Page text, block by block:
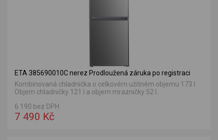
ETA 385690010C nerez Prodloužená záruka po registraci
Kombinovaná chladnička o celkovém užitném objemu 173 l.
Objem chladničky 121 l a objem mrazničky 52 l.
6 190 bez DPH
7 490 Kč